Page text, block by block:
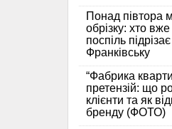
Понад півтора
обрізку: хто вже
поспіль
Франківську
“Фабрика
претензій: що
клієнти та як
бренду (ФОТО)